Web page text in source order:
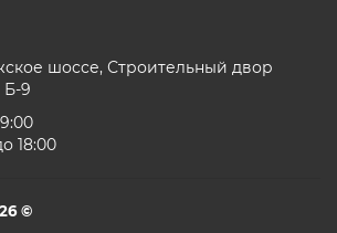
шоссе, Строительный двор
Б-9
18:00
©